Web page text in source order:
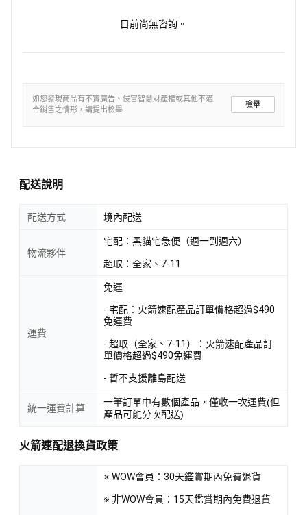
目前尚無咨詢。
如您發現商品有不實廣告、侵害智慧財產權或其他不適
合銷售之情形，請提出檢舉
檢舉
配送說明
配送方式 境內配送
物流夥伴
宅配：黑貓宅急便（週一到週六）
超取：全家、7-11
運費
免運
- 宅配：火箭速配產品訂單價格超過$490
免運費
- 超取（全家、7-11）：火箭速配產品訂
單價格超過$490免運費
- 暫不支援離島配送
統一運費計算
一筆訂單中有數個產品，僅收一次運費(但
產品可能分次配送)
火箭速配退換貨政策
※ WOW會員：30天鑑賞期內免費退貨
※ 非WOW會員：15天鑑賞期內免費退貨